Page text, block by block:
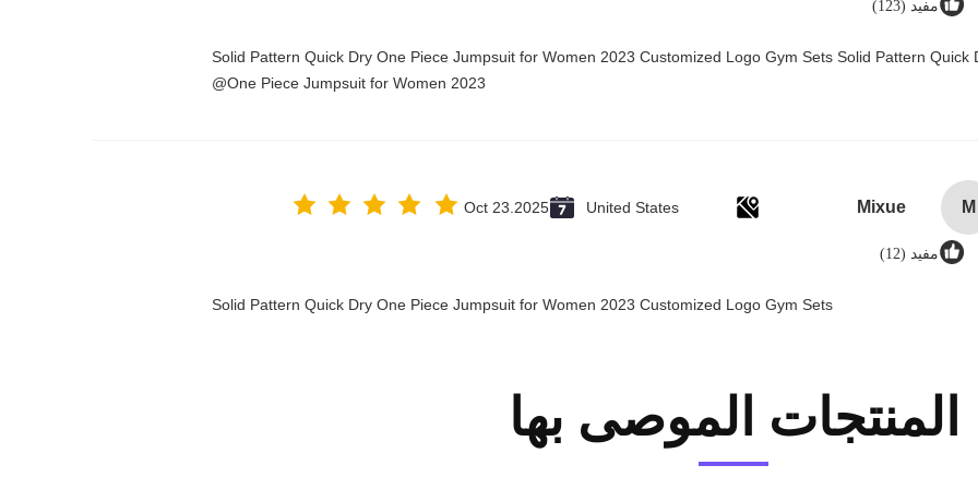
مفيد (123)
Solid Pattern Quick Dry One Piece Jumpsuit for Women 2023 Customized Logo Gym Sets Solid Pattern Quick
One Piece Jumpsuit for Women 2023@
M
Mixue
United States
Oct 23.2025
مفيد (12)
Solid Pattern Quick Dry One Piece Jumpsuit for Women 2023 Customized Logo Gym Sets
المنتجات الموصى بها